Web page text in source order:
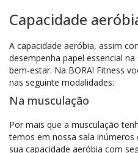
Capacidade
A capacidade aeróbia, assim
desempenha papel essencial
bem-estar. Na BORA! Fitness
nas seguinte modalidades:
Na musculação
Por mais que a musculação
temos em nossa sala
sua capacidade aeróbia com